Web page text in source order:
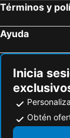
Términos y
Ayuda
Inicia
Obtén